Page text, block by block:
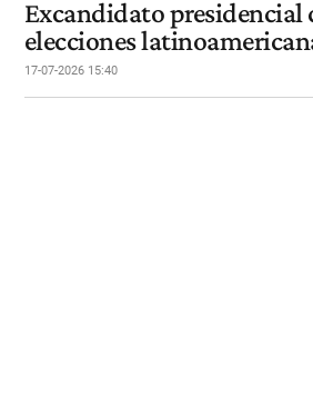
Excandidato presidencial
elecciones
17-07-2026 15:40